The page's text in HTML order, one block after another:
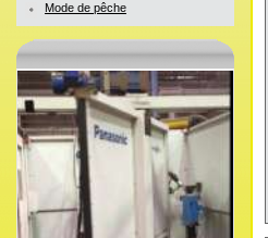
Mode de pêche